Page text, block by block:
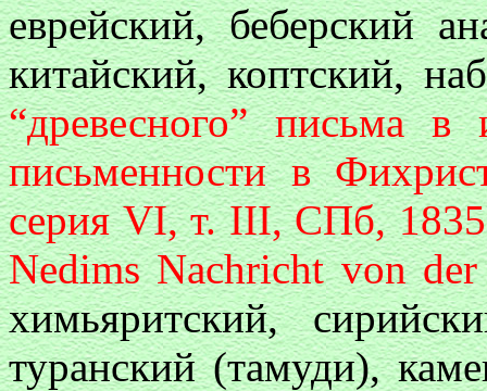
еврейский, беберский
китайский, коптский,
“древесного” письма в
письменности в
серия VI, т. III, СПб,
Nedims Nachricht von
химьяритский,
туранский (тамуди),